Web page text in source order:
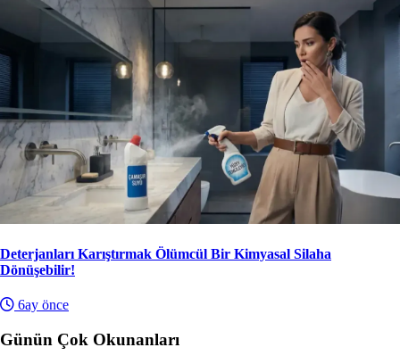
Deterjanları Karıştırmak Ölümcül Bir Kimyasal Silaha
Dönüşebilir!
6ay önce
Günün Çok Okunanları